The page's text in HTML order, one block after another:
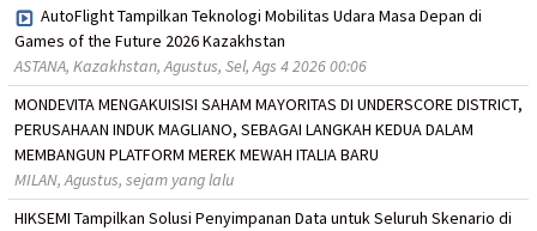
AutoFlight Tampilkan Teknologi Mobilitas Udara Masa Depan di
Games of the Future 2026 Kazakhstan
ASTANA, Kazakhstan, Agustus, Sel, Ags 4 2026 00:06
MONDEVITA MENGAKUISISI SAHAM MAYORITAS DI UNDERSCORE DISTRICT,
PERUSAHAAN INDUK MAGLIANO, SEBAGAI LANGKAH KEDUA DALAM
MEMBANGUN PLATFORM MEREK MEWAH ITALIA BARU
MILAN, Agustus, sejam yang lalu
HIKSEMI Tampilkan Solusi Penyimpanan Data untuk Seluruh Skenario di